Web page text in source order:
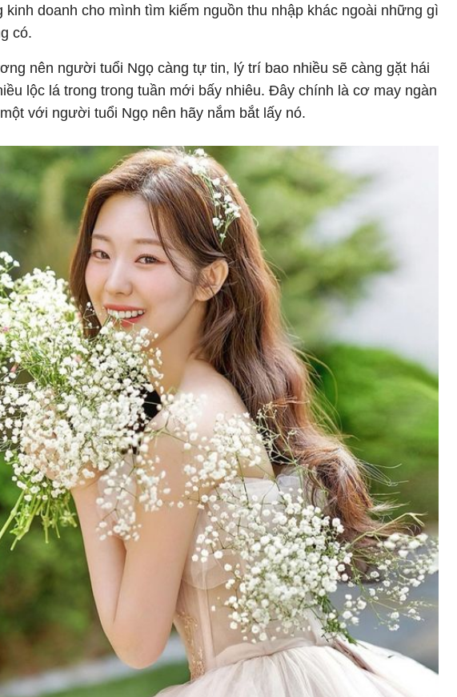
kinh doanh cho mình tìm kiếm nguồn thu nhập khác ngoài những gì
có.
nên người tuổi Ngọ càng tự tin, lý trí bao nhiều sẽ càng gặt hái
lộc lá trong trong tuần mới bấy nhiêu. Đây chính là cơ may ngàn
với người tuổi Ngọ nên hãy nắm bắt lấy nó.